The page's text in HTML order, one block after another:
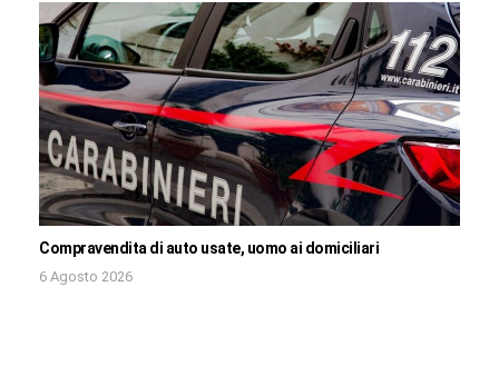
Compravendita di auto usate, uomo ai domiciliari
6 Agosto 2026